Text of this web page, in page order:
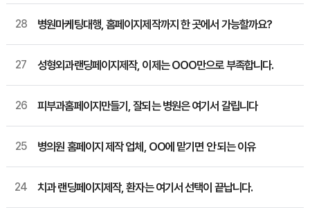
28 병원마케팅대행, 홈페이지제작까지 한 곳에서 가능할까요?
27 성형외과랜딩페이지제작, 이제는 OOO만으로 부족합니다.
26 피부과홈페이지만들기, 잘되는 병원은 여기서 갈립니다
25 병의원 홈페이지 제작 업체, OO에 맡기면 안 되는 이유
24 치과 랜딩페이지제작, 환자는 여기서 선택이 끝납니다.